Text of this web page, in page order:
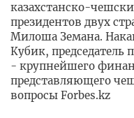
казахстанско-
президентов двух
Милоша Земана.
Кубик, председатель
- крупнейшего
представляющего
вопросы Forbes.kz